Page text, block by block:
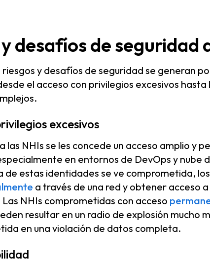
desafíos de seguridad
riesgos y desafíos de seguridad se generan
el acceso con privilegios excesivos
excesivos
las NHIs se les concede un acceso amplio y
en entornos de DevOps y nube
de estas identidades se ve comprometida,
a través de una red y obtener acceso
NHIs comprometidas con acceso
resultar en un radio de explosión mucho
en una violación de datos completa.